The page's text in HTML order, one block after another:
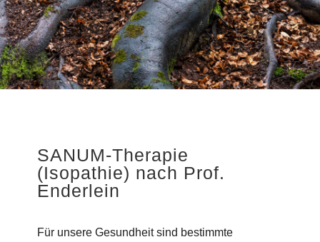
SANUM-Therapie
(Isopathie) nach Prof.
Enderlein
Für unsere Gesundheit sind bestimmte